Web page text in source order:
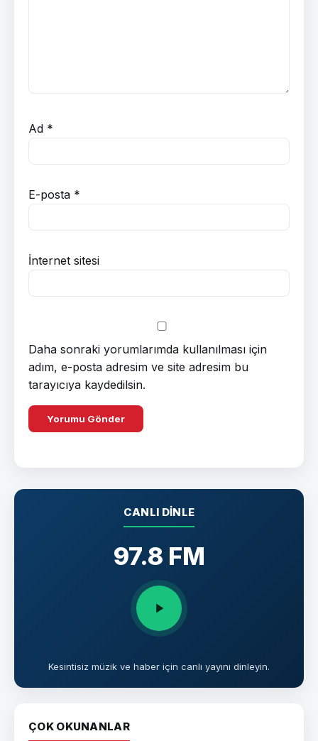
Ad *
E-posta *
İnternet sitesi
Daha sonraki yorumlarımda kullanılması için
adım, e-posta adresim ve site adresim bu
tarayıcıya kaydedilsin.
CANLI DINLE
97.8 FM
Kesintisiz müzik ve haber için canlı yayını dinleyin.
ÇOK OKUNANLAR